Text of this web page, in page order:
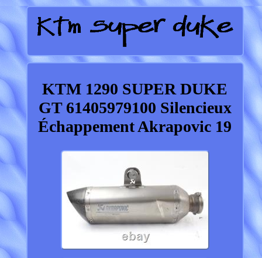
KTM 1290 SUPER DUKE
GT 61405979100 Silencieux
Échappement Akrapovic 19